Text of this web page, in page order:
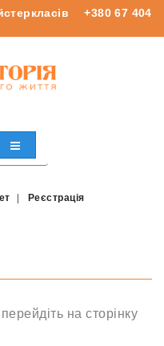
+380 67 404
Реєстрація
на сторінку